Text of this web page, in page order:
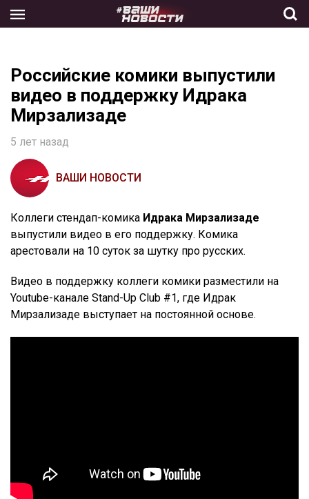
the
Российские комики выпустили
видео в поддержку Идрака
Мирзализаде
5 лет назад
ВАШИ НОВОСТИ
Коллеги стендап-комика Идрака Мирзализаде
выпустили видео в его поддержку. Комика
арестовали на 10 суток за шутку про русских.
Видео в поддержку коллеги комики разместили на
Youtube-канале Stand-Up Club #1, где Идрак
Мирзализаде выступает на постоянной основе.